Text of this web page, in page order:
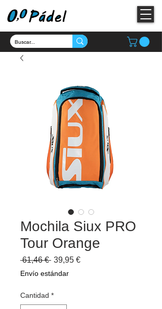
Mochila Siux PRO
Tour Orange
61,46 € Precio
39,95 €Precio
Envío estándar
Cantidad *